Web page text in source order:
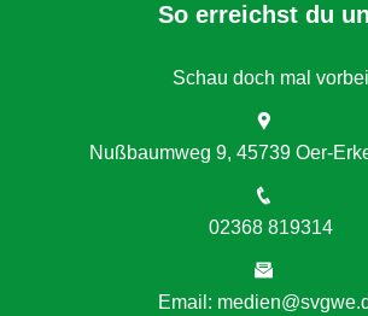
So erreichst du
Schau doch mal vorbei
Nußbaumweg 9, 45739 Oer-
02368 819314
Email: